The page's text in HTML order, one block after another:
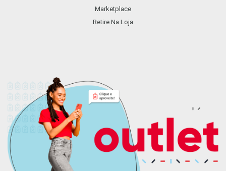
Marketplace
Retire Na Loja